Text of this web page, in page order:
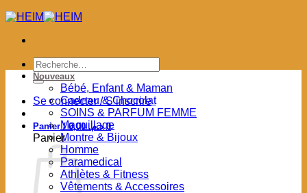
Recherche
pour :
Se connecter / S’inscrire
Panier / د.م.0,00 0
Panier
Nouveaux
Bébé, Enfant & Maman
Cadeau & Chocolat
SOINS & PARFUM FEMME
Maquillage
Montre & Bijoux
Homme
Paramedical
Athlètes & Fitness
Vêtements & Accessoires